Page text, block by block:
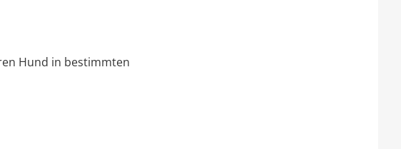
Hund in bestimmten